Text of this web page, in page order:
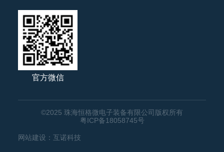
官方微信
©2025 珠海恒格微电子装备有限公司版权所有
粤ICP备18058745号
网站建设 ： 互诺科技